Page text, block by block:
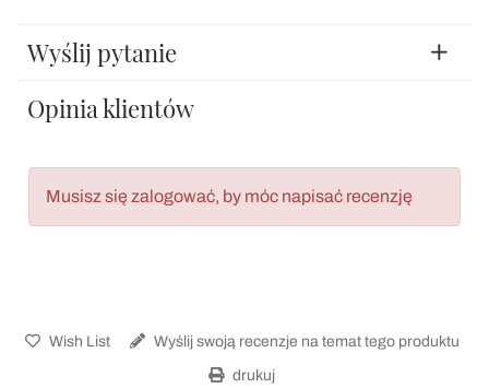
Wyślij pytanie
Opinia klientów
Musisz się zalogować, by móc napisać recenzję
Wish List Wyślij swoją recenzje na temat tego produktu
drukuj